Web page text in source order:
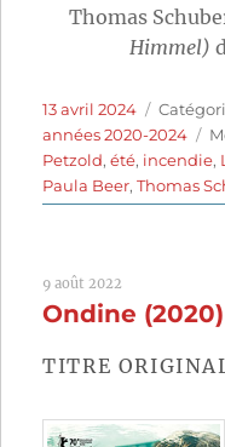
Thomas
Himmel)
Publié
le
13 avril 2024
années 2020-2024
Petzold,été, incendie,
Paula Beer,Thomas
9 août 2022
Ondine
TITRE